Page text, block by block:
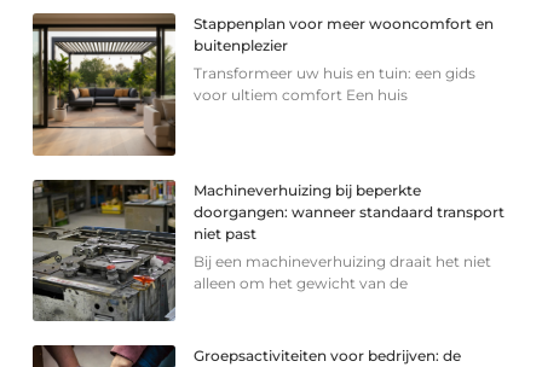
Stappenplan voor meer wooncomfort en
buitenplezier
Transformeer uw huis en tuin: een gids
voor ultiem comfort Een huis
Machineverhuizing bij beperkte
doorgangen: wanneer standaard transport
niet past
Bij een machineverhuizing draait het niet
alleen om het gewicht van de
Groepsactiviteiten voor bedrijven: de